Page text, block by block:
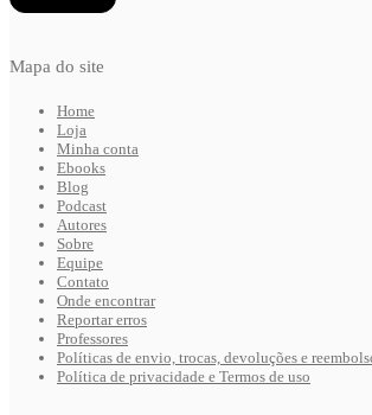
Mapa do site
Home
Loja
Minha conta
Ebooks
Blog
Podcast
Autores
Sobre
Equipe
Contato
Onde encontrar
Reportar erros
Professores
Políticas de envio, trocas, devoluções e
Política de privacidade e Termos de uso